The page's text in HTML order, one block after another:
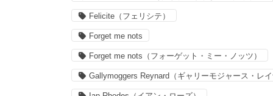
Felicite（フェリシテ）
Forget me nots
Forget me nots（フォーゲット・ミー・ノッツ）
Gallymoggers Reynard（ギャリーモジャース・レイ